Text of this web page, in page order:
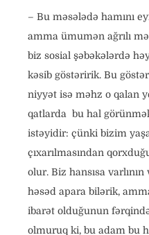
– Bu məsələdə hamını
amma ümumən ağrılı
biz sosial şəbəkələrdə
kəsib göstəririk. Bu
niyyət isə məhz o qalan
qatlarda bu hal
istəyidir: çünki bizim
çıxarılmasından
olur. Biz hansısa
həsəd apara bilərik,
ibarət olduğunun
olmuruq ki, bu adam bu